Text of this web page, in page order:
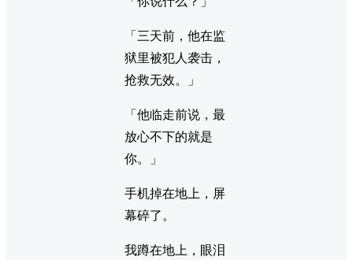
「三天前，他在监
狱里被犯人袭击，
抢救无效。」
「他临走前说，最
放心不下的就是
你。」
手机掉在地上，屏
幕碎了。
我蹲在地上，眼泪